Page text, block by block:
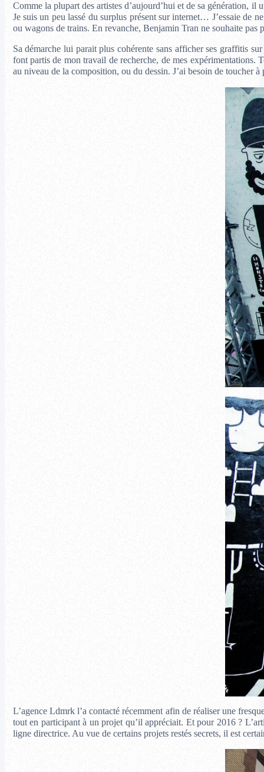
Comme la plupart des artistes d’aujourd’hui et de sa génération, il
Je suis un peu lassé du surplus présent sur internet… J’essaie de
ou wagons de trains. En revanche, Benjamin Tran ne souhaite pas
Sa démarche lui parait plus cohérente sans afficher ses graffitis
font partis de mon travail de recherche, de mes expérimentations.
au niveau de la composition, ou du dessin. J’ai besoin de toucher
L’agence Ldmrk l’a contacté récemment afin de réaliser une
tout en participant à un projet qu’il appréciait. Et pour 2016 ?
ligne directrice. Au vue de certains projets restés secrets, il est